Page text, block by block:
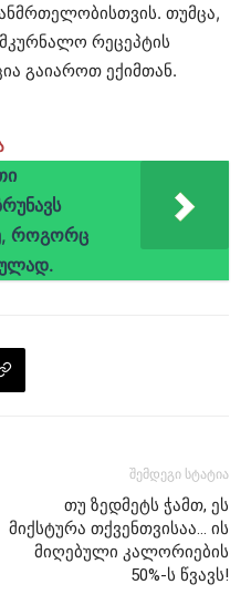
თუმცა,
რეცეპტის
გაიაროთ ექიმთან.
როგორც
შემდეგი სტატია
თუ ზედმეტს ჭამთ, ეს
მიქსტურა თქვენთვისაა… ის
მიღებული კალორიების
50%-ს წვავს!